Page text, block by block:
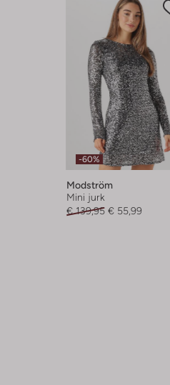
-60%
Modström
Mini jurk
€ 139,95 € 55,99